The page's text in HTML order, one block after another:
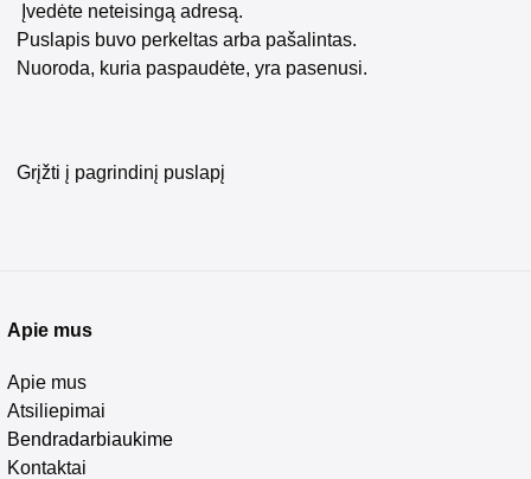
Įvedėte neteisingą adresą.
Puslapis buvo perkeltas arba pašalintas.
Nuoroda, kuria paspaudėte, yra pasenusi.
Grįžti į pagrindinį puslapį
Apie mus
Apie mus
Atsiliepimai
Bendradarbiaukime
Kontaktai